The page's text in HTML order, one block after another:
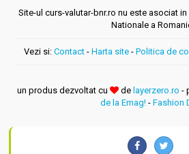
Site-ul curs-valutar-bnr.ro nu este asociat
Nationale a
Vezi si: Contact - Harta site - Politica de
un produs dezvoltat cu de layerzero.ro -
de la Emag!- Fashion